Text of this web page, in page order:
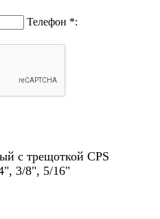
Телефон *:
с трещоткой CPS
3/8", 5/16"